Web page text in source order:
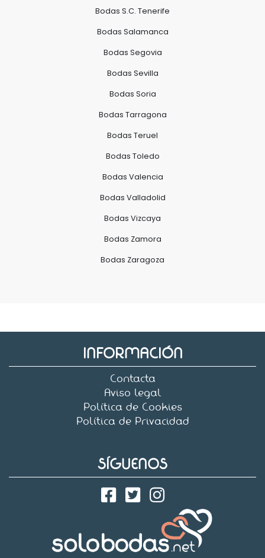
Bodas S.C. Tenerife
Bodas Salamanca
Bodas Segovia
Bodas Sevilla
Bodas Soria
Bodas Tarragona
Bodas Teruel
Bodas Toledo
Bodas Valencia
Bodas Valladolid
Bodas Vizcaya
Bodas Zamora
Bodas Zaragoza
INFORMACIÓN
Contacta
Aviso legal
Política de Cookies
Política de Privacidad
SÍGUENOS